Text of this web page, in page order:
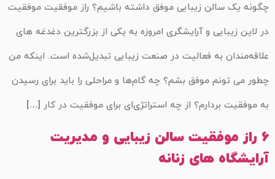
چگونه یک سالن زیبایی موفق داشته باشیم؟ راز موفقیت موفقیت
در لاین زیبایی و آرایشگری امروزه به یکی از بزرگترین دغدغه های
علاقه‌مندان به فعالیت در صنعت زیبایی تبدیل‌شده است. اینکه من
چطور می تونم موفق بشم؟ چه گام‌ها و مراحلی را باید برای رسیدن
به موفقیت بردارم؟ از چه استراتژی‌ای برای موفقیت در کار […]
6 راز موفقیت سالن زیبایی و مدیریت
آرایشگاه های زنانه